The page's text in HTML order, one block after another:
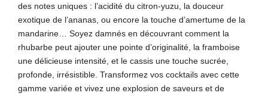
des notes uniques : l’acidité du citron-yuzu, la douceur
exotique de l’ananas, ou encore la touche d’amertume de la
mandarine… Soyez damnés en découvrant comment la
rhubarbe peut ajouter une pointe d’originalité, la framboise
une délicieuse intensité, et le cassis une touche sucrée,
profonde, irrésistible. Transformez vos cocktails avec cette
gamme variée et vivez une explosion de saveurs et de